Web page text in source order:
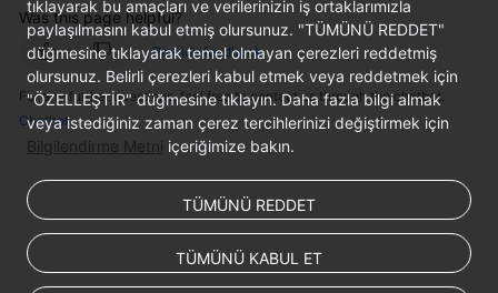
Was this page helpful?
Provide feedback
For any further questions, feel free to contact us through the chatbot.
Chatbot
tıklayarak bu amaçları ve verilerinizin iş ortaklarımızla
paylaşılmasını kabul etmiş olursunuz. "TÜMÜNÜ REDDET"
düğmesine tıklayarak temel olmayan çerezleri reddetmiş
olursunuz. Belirli çerezleri kabul etmek veya reddetmek için
"ÖZELLEŞTİR" düğmesine tıklayın. Daha fazla bilgi almak
veya istediğiniz zaman çerez tercihlerinizi değiştirmek için
Bilgilendirme Metni içeriğimize bakın.
TÜMÜNÜ REDDET
TÜMÜNÜ KABUL ET